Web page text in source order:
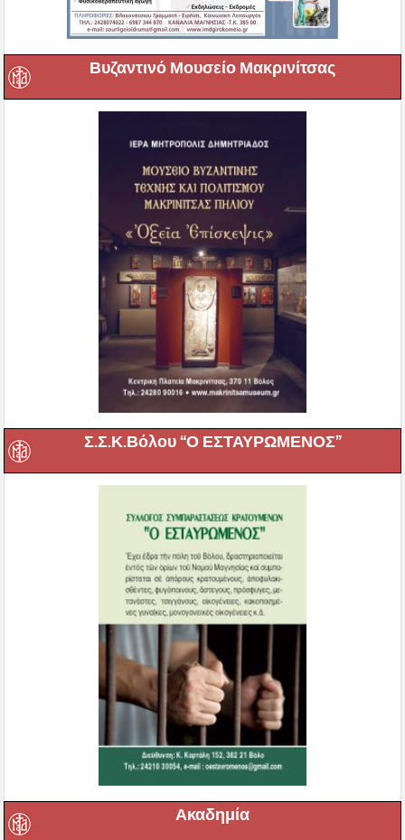
Βυζαντινό Μουσείο Μακρινίτσας
Σ.Σ.Κ.Βόλου “Ο ΕΣΤΑΥΡΩΜΕΝΟΣ”
Ακαδημία